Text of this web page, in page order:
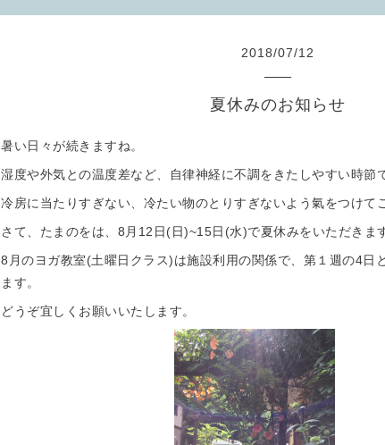
2018/07/12
夏休みのお知らせ
暑い日々が続きますね。
湿度や外気との温度差など、自律神経に不調をきたしやすい時節
冷房に当たりすぎない、冷たい物のとりすぎないよう氣をつけて
さて、たまのをは、8月12日(日)~15日(水)で夏休みをいただきま
8月のヨガ教室(土曜日クラス)は施設利用の関係で、第１週の4日
ます。
どうぞ宜しくお願いいたします。